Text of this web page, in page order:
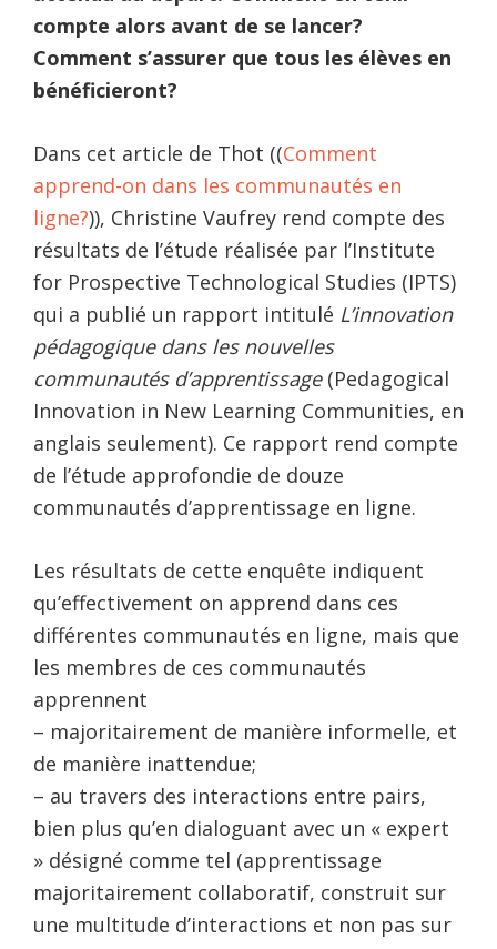
compte alors avant de se lancer?
Comment s’assurer que tous les élèves en
bénéficieront?
Dans cet article de Thot ((Comment
apprend-on dans les communautés en
ligne?)), Christine Vaufrey rend compte des
résultats de l’étude réalisée par l’Institute
for Prospective Technological Studies (IPTS)
qui a publié un rapport intitulé L’innovation
pédagogique dans les nouvelles
communautés d’apprentissage(Pedagogical
Innovation in New Learning Communities, en
anglais seulement). Ce rapport rend compte
de l’étude approfondie de douze
communautés d’apprentissage en ligne.
Les résultats de cette enquête indiquent
qu’effectivement on apprend dans ces
différentes communautés en ligne, mais que
les membres de ces communautés
apprennent
– majoritairement de manière informelle, et
de manière inattendue;
– au travers des interactions entre pairs,
bien plus qu’en dialoguant avec un « expert
» désigné comme tel (apprentissage
majoritairement collaboratif, construit sur
une multitude d’interactions et non pas sur